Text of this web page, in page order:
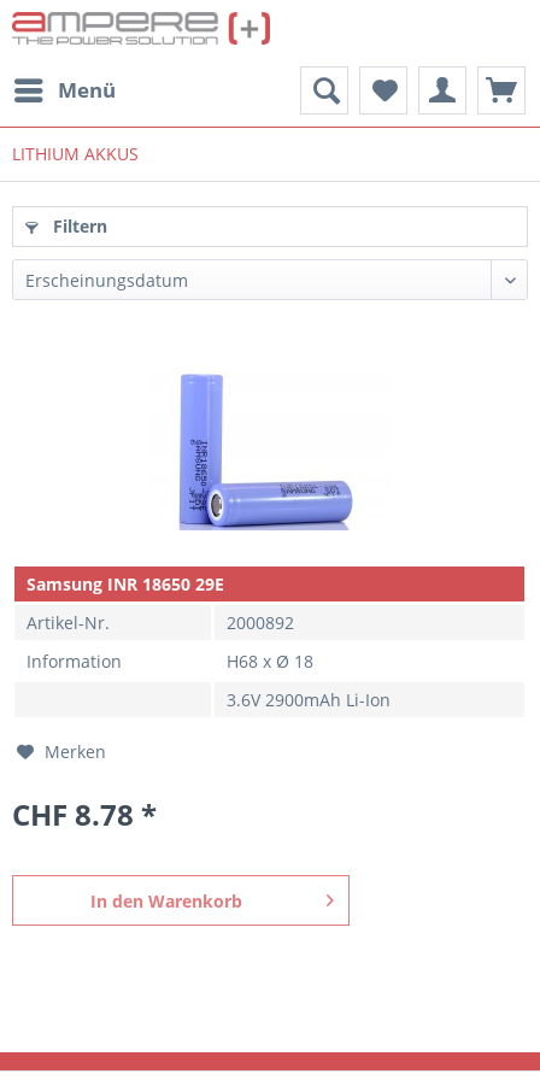
Menü
LITHIUM AKKUS
Filtern
Samsung INR 18650 29E
Artikel-Nr.
2000892
Information
H68 x Ø 18
3.6V 2900mAh Li-Ion
Merken
CHF 8.78 *
In den Warenkorb